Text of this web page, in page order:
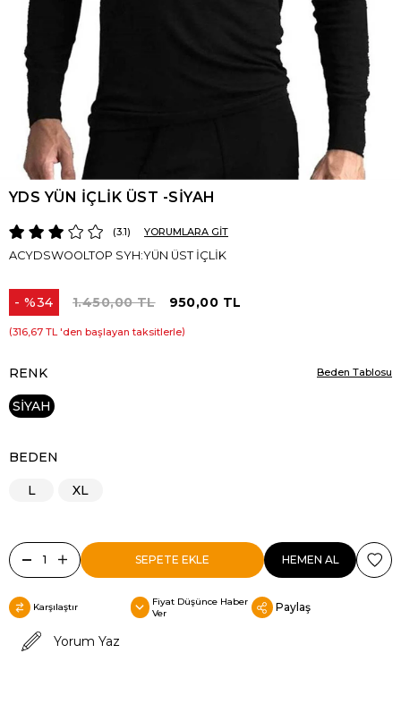
YDS YÜN İÇLİK ÜST -SİYAH
3.1 YORUMLARA GİT
ACYDSWOOLTOP SYH:YÜN ÜST İÇLİK
%34
İndirim
1.450,00 TL 950,00 TL
316,67 TL 'den başlayan taksitlerle
RENK
SİYAH
BEDEN
L XL
Beden Tablosu
Karşılaştır
Fiyat Düşünce Haber
Ver
Paylaş
Yorum Yaz